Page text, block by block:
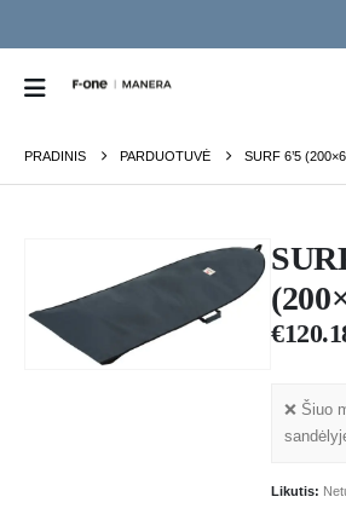
PRADINIS PARDUOTUVĖ SURF 6’5
€
❌ Šiuo
Likutis: